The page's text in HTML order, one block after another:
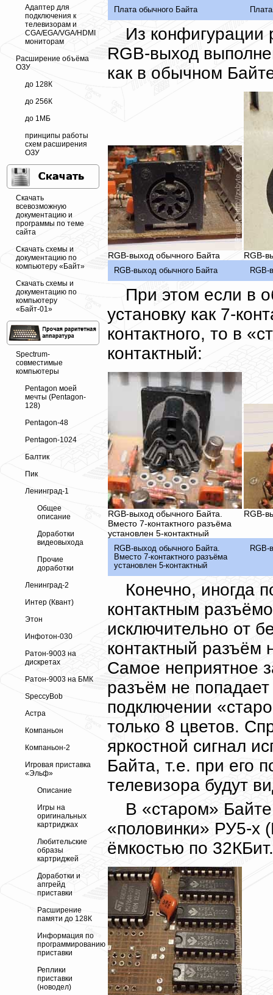
Адаптер для
подключения к
телевизорам и
CGA/EGA/VGA/HDMI
мониторам
Расширение объёма
ОЗУ
до 128К
до 256К
до 1МБ
принципы работы
схем расширения
ОЗУ
Скачать
всевозможную
документацию и
программы по теме
сайта
Скачать схемы и
документацию по
компьютеру «Байт»
Скачать схемы и
документацию по
компьютеру
«Байт-01»
Spectrum-
совместимые
компьютеры
Pentagon моей
мечты (Pentagon-
128)
Pentagon-48
Pentagon-1024
Балтик
Пик
Ленинград-1
Общее
описание
Доработки
видеовыхода
Прочие
доработки
Ленинград-2
Интер (Квант)
Этон
Инфотон-030
Ратон-9003 на
дискретах
Ратон-9003 на БМК
SpeccyBob
Астра
Компаньон
Компаньон-2
Игровая приставка
«Эльф»
Описание
Игры на
оригинальных
картриджах
Любительские
образы
картриджей
Доработки и
апгрейд
приставки
Расширение
памяти до 128К
Информация по
программированию
приставки
Реплики
приставки
(новодел)
Плата обычного Байта
Из конфигурации
RGB-выход
как в обычном
RGB-выход обычного Байта RGB-
RGB-выход обычного Байта RGB-
При этом если в
установку как 7-
контактного, то в
контактный:
RGB-выход обычного Байта.
Вместо 7-контактного разъёма
установлен 5-контактный
RGB-
RGB-выход обычного Байта.
Вместо 7-контактного разъёма
установлен 5-контактный
RGB-
Конечно, иногда
контактным
исключительно от
контактный разъём
Самое неприятное
разъём не
подключении
только 8 цветов.
яркостной сигнал
Байта, т.е. при его
телевизора будут
В «старом»
«половинки» РУ5-
ёмкостью по 32КБит.